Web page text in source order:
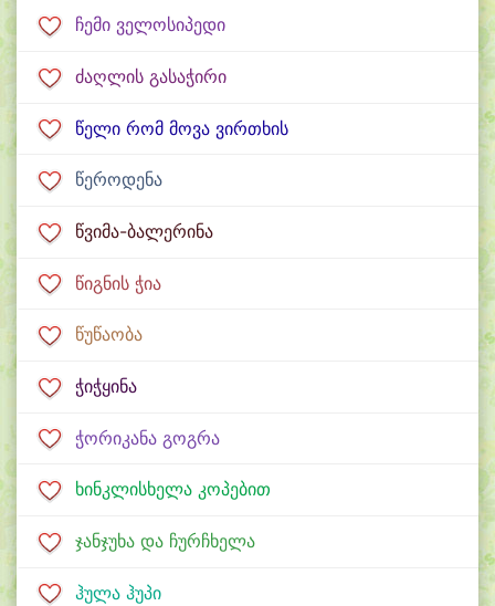
ჩემი ველოსიპედი
ძაღლის გასაჭირი
წელი რომ მოვა ვირთხის
წეროდენა
წვიმა-ბალერინა
წიგნის ჭია
წუწაობა
ჭიჭყინა
ჭორიკანა გოგრა
ხინკლისხელა კოპებით
ჯანჯუხა და ჩურჩხელა
ჰულა ჰუპი